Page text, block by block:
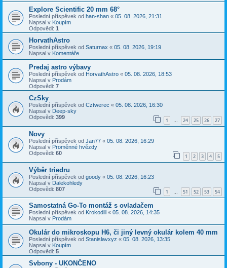
Explore Scientific 20 mm 68°
Poslední příspěvek od han-shan « 05. 08. 2026, 21:31
Napsal v Koupím
Odpovědi: 1
HorvathAstro
Poslední příspěvek od Saturnax « 05. 08. 2026, 19:19
Napsal v Komentáře
Predaj astro výbavy
Poslední příspěvek od HorvathAstro « 05. 08. 2026, 18:53
Napsal v Prodám
Odpovědi: 7
CzSky
Poslední příspěvek od Cztwerec « 05. 08. 2026, 16:30
Napsal v Deep-sky
Odpovědi: 399 1 … 24 25 26 27
Novy
Poslední příspěvek od Jan77 « 05. 08. 2026, 16:29
Napsal v Proměnné hvězdy
Odpovědi: 60 1 2 3 4 5
Výběr triedru
Poslední příspěvek od goody « 05. 08. 2026, 16:23
Napsal v Dalekohledy
Odpovědi: 807 1 51 52 53 54
Samostatná Go-To montáž s ovladačem
Poslední příspěvek od Krokodill « 05. 08. 2026, 14:35
Napsal v Prodám
Okulár do mikroskopu H6, či jiný levný okulár kolem 40 mm
Poslední příspěvek od Stanislavxyz « 05. 08. 2026, 13:35
Napsal v Koupím
Odpovědi: 5
Svbony - UKONČENO